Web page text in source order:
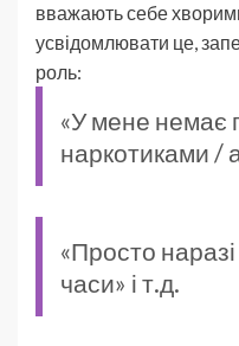
вважають себе
усвідомлювати це,
роль:
«У мене немає
наркотиками /
«Просто
часи» і т.д.